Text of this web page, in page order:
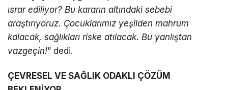
ısrar ediliyor? Bu kararın altındaki sebebi
araştırıyoruz. Çocuklarımız yeşilden mahrum
kalacak, sağlıkları riske atılacak. Bu yanlıştan
vazgeçin!” dedi.
ÇEVRESEL VE SAĞLIK ODAKLI ÇÖZÜM